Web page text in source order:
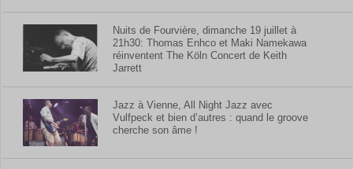
Nuits de Fourvière, dimanche 19 juillet à
21h30: Thomas Enhco et Maki Namekawa
réinventent The Köln Concert de Keith
Jarrett
Jazz à Vienne, All Night Jazz avec
Vulfpeck et bien d’autres : quand le groove
cherche son âme !